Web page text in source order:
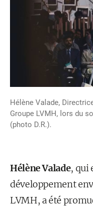
Hélène Valade,
Groupe LVMH, lors du
(photo D.R.).
Hélène Valade, qui
développement
LVMH, a été